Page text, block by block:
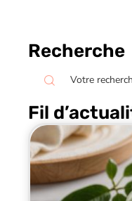
Recherche
Fil